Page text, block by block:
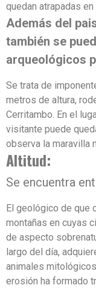
quedan atrapadas
Además del
también se
arqueológicos
Se trata de
metros de altura,
Cerritambo. En el
visitante puede
observa la maravilla
Altitud:
Se encuentra
El geológico de que
montañas en cuyas
de aspecto
largo del día,
animales
erosión ha formado